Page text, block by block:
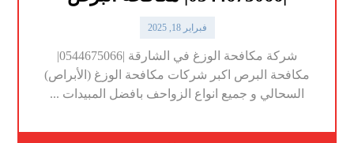
فبراير 18, 2025
شركة مكافحة الوزغ في الشارقة |0544675066|
مكافحة البرص اكبر شركات مكافحة الوزغ (الأبراص)
السحالي و جميع انواع الزواحف بافضل المبيدات ...